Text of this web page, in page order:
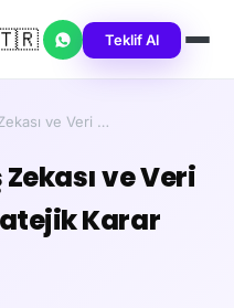
Teklif Al
ve Veri …
ve Veri
Karar